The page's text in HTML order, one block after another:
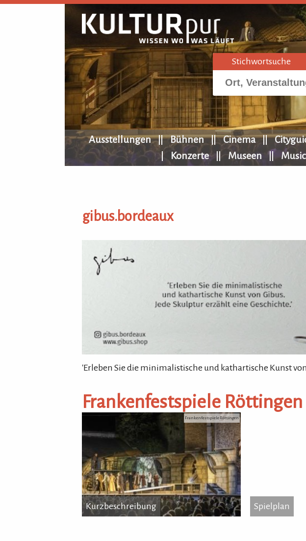
Stichwortsuche
KULTURpur Navigation
Ausstellungen Bühnen Cinema
Konzerte
Museen
gibus.bordeaux
gibus.bordeaux
'Erleben Sie die minimalistische und kathartische Kunst
Frankenfestspiele Röttingen
Frankenfestspiele Röttingen
Kurzbeschreibung Spielplan